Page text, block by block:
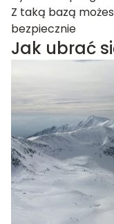
Z taką bazą
bezpiecznie
Jak ubrać